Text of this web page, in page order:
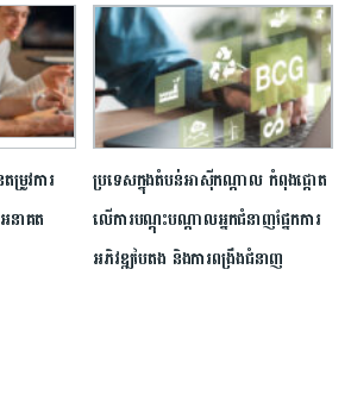
រូវការ
នាគត
ប្រទេសក្នុងតំបន់អាស៊ីកណ្ដាល កំពុងផ្ដោត
លើការបណ្ដុះបណ្ដាលអ្នកជំនាញផ្នែកការ
អភិវឌ្ឍបៃតង និងការពង្រឹងជំនាញ